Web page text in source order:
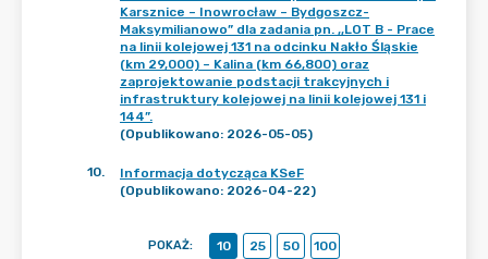
Karsznice – Inowrocław – Bydgoszcz-
Maksymilianowo” dla zadania pn. ,,LOT B - Prace
na linii kolejowej 131 na odcinku Nakło Śląskie
(km 29,000) – Kalina (km 66,800) oraz
zaprojektowanie podstacji trakcyjnych i
infrastruktury kolejowej na linii kolejowej 131 i
144”.
(Opublikowano: 2026-05-05)
10.
Informacja dotycząca KSeF
(Opublikowano: 2026-04-22)
POKAŻ: 10 25 50
100